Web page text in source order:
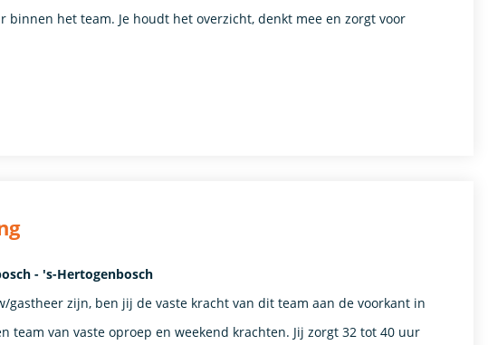
het team. Je houdt het overzicht, denkt mee en zorgt voor
- 's-Hertogenbosch
gastheer zijn, ben jij de vaste kracht van dit team aan de voorkant in
van vaste oproep en weekend krachten. Jij zorgt 32 tot 40 uur